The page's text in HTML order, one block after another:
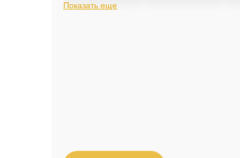
Показать еще